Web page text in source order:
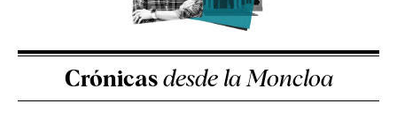
Crónicasdesde la Moncloa